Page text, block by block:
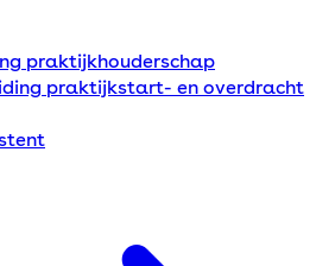
praktijkhouderschap
praktijkstart- en overdracht